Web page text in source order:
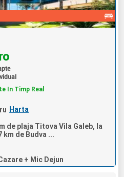
In Timp Real
Harta
de plaja Titova Vila Galeb, la
km de Budva ...
+ Mic Dejun